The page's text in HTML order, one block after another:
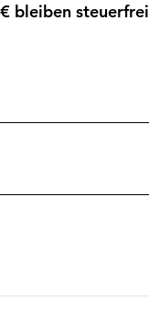
bleiben steuerfrei